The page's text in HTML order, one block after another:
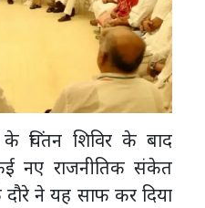
चिंतन शिविर के बाद
नए राजनीतिक संकेत
ने यह साफ कर दिया